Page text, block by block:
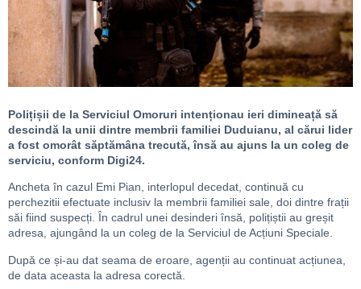
Polițișii de la Serviciul Omoruri intenționau ieri dimineață să
descindă la unii dintre membrii familiei Duduianu, al cărui lider
a fost omorât săptămâna trecută, însă au ajuns la un coleg de
serviciu, conform Digi24.
Ancheta în cazul Emi Pian, interlopul decedat, continuă cu
perchezitii efectuate inclusiv la membrii familiei sale, doi dintre frații
săi fiind suspecți. În cadrul unei desinderi însă, polițiștii au greșit
adresa, ajungând la un coleg de la Serviciul de Acțiuni Speciale.
După ce și-au dat seama de eroare, agenții au continuat acțiunea,
de data aceasta la adresa corectă.